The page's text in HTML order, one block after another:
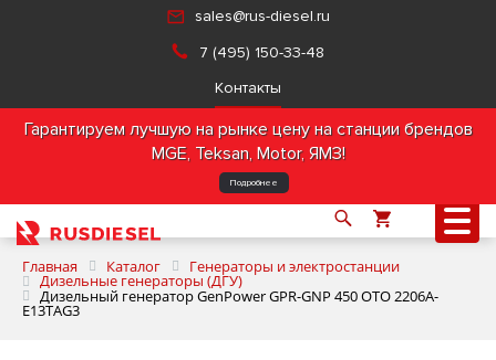
sales@rus-diesel.ru
7 (495) 150-33-48
Контакты
Гарантируем лучшую на рынке цену на станции брендов
MGE, Teksan, Motor, ЯМЗ!
Подробнее
Главная Каталог Генераторы и электростанции
Дизельные генераторы (ДГУ)
Дизельный генератор GenPower GPR-GNP 450 OTO 2206A-
E13TAG3